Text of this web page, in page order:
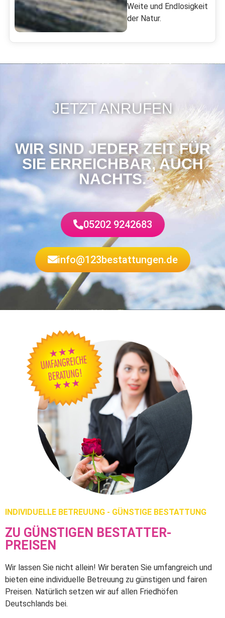
Weite und Endlosigkeit
der Natur.
JETZT ANRUFEN
WIR SIND JEDER ZEIT FÜR
SIE ERREICHBAR, AUCH
NACHTS.
05202 9242683
info@123bestattungen.de
INDIVIDUELLE BETREUUNG - GÜNSTIGE BESTATTUNG
ZU GÜNSTIGEN BESTATTER-
PREISEN
Wir lassen Sie nicht allein! Wir beraten Sie umfangreich und
bieten eine individuelle Betreuung zu günstigen und fairen
Preisen. Natürlich setzen wir auf allen Friedhöfen
Deutschlands bei.